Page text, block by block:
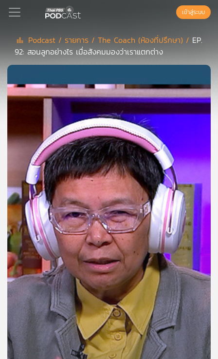
Podcast
เพล
ย์
ลิ
สต์
ของ
คุณ
เพลง
บทความ
ข่าว
และ
กิจกรรม
เข้าสู่ระบบ
Podcast / รายการ /The Coach (ห้องที่ปรึกษา) / EP.
92: สอนลูกอย่างไร เมื่อสังคมมองว่าเราแตกต่าง